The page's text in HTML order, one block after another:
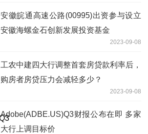
安徽皖通高速公路(00995)出资参与设立
安徽海螺金石创新发展投资基金
2023-09-08
工农中建四大行调整首套房贷款利率后，
购房者房贷压力会减轻多少？
2023-09-08
Adobe(ADBE.US)Q3财报公布在即 多家
大行上调目标价